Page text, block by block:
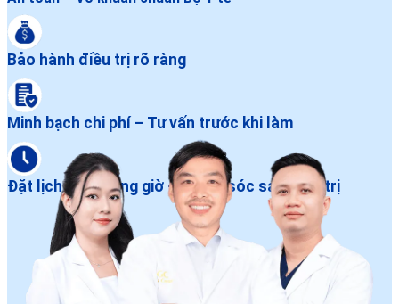
Bảo hành điều trị rõ ràng
Minh bạch chi phí – Tư vấn trước khi làm
Đặt lịch dễ – Đúng giờ – Chăm sóc sau điều trị